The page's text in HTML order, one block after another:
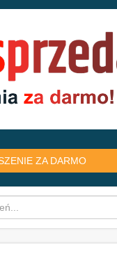
ZA DARMO